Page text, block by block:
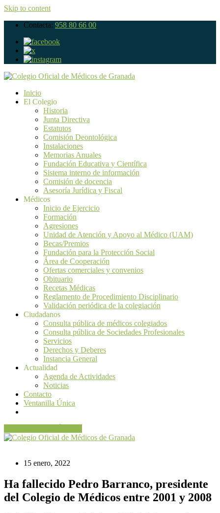
Skip to content
Contacta: 958 80 66 00
Inicio
El Colegio
Historia
Junta Directiva
Estatutos
Comisión Deontológica
Instalaciones
Memorias Anuales
Fundación Educativa y Científica
Sistema interno de información
Comisión de docencia
Asesoría Jurídica y Fiscal
Médicos
Inicio de Ejercicio
Formación
Agresiones
Unidad de Atención y Apoyo al Médico (UAM)
Becas/Premios
Fundación para la Protección Social
Área de Cooperación
Ofertas comerciales y convenios
Obituario
Recetas Médicas
Reglamento de Procedimiento Disciplinario
Validación periódica de la colegiación
Ciudadanos
Consulta pública de médicos colegiados
Consulta pública de Sociedades Profesionales
Servicios
Derechos y Deberes
Instancia General
Actualidad
Agenda de Actividades
Noticias
Contacto
Ventanilla Única
15 enero, 2022
Ha fallecido Pedro Barranco, presidente
del Colegio de Médicos entre 2001 y 2008